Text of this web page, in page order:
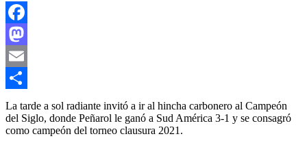
Facebook
Mastodon
Email
Compartir
La tarde a sol radiante invitó a ir al hincha carbonero al Campeón
del Siglo, donde Peñarol le ganó a Sud América 3-1 y se consagró
como campeón del torneo clausura 2021.